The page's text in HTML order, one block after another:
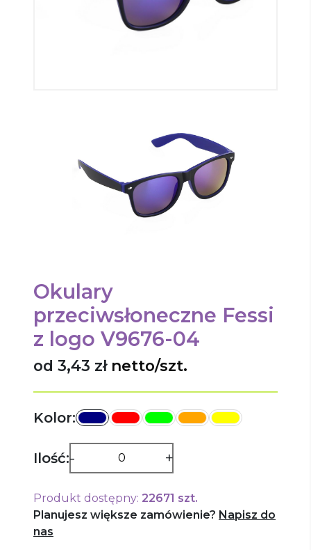
Okulary
przeciwsłoneczne Fessi
z logo V9676-04
od 3,43 zł netto/szt.
Kolor:
Ilość:- +
Produkt dostępny: 22671 szt.
Planujesz większe zamówienie? Napisz do
nas